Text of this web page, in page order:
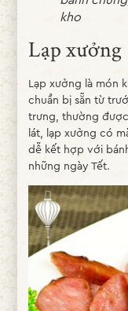
kho
Lạp xưởng
Lạp xưởng là món
chuẩn bị sẵn từ
trưng, thường
lát, lạp xưởng có
dễ kết hợp với
những ngày Tết.